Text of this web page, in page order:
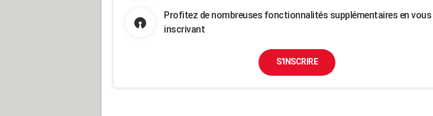
Profitez de nombreuses fonctionnalités supplémentaires en vous
inscrivant
S'INSCRIRE